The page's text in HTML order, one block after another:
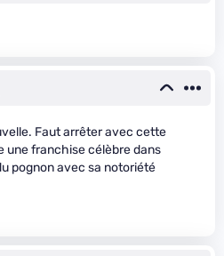
Faut arrêter avec cette
une franchise célèbre dans
pognon avec sa notoriété